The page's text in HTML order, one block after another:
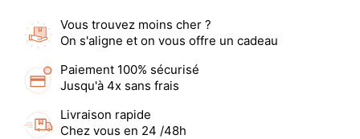
Vous trouvez moins cher ?
On s'aligne et on vous offre un cadeau
Paiement 100% sécurisé
Jusqu'à 4x sans frais
Livraison rapide
Chez vous en 24 /48h